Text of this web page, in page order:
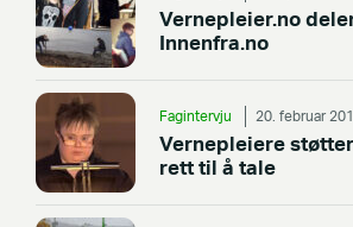
Vernepleier.no
Innenfra.no
Fagintervju 20. februar
Vernepleiere
rett til å tale